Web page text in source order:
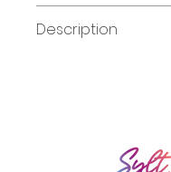
Description